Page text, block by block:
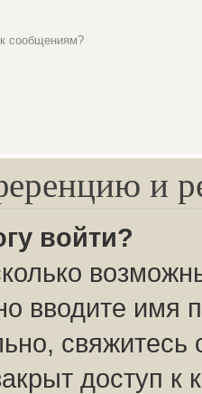
сообщениям?
и
войти?
вводите имя
доступ к